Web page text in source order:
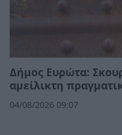
Δήμος Ευρώτα:
αμείλικτη
04/08/2026 09:07